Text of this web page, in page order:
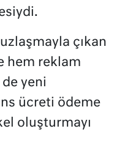
çıkan
hem reklam
de yeni
ücreti ödeme
oluşturmayı